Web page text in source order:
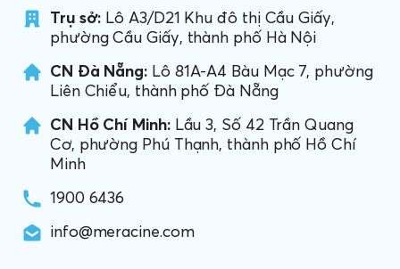
Trụ sở: Lô A3/D21 Khu đô thị Cầu Giấy,
phường Cầu Giấy, thành phố Hà Nội
CN Đà Nẵng: Lô 81A-A4 Bàu Mạc 7, phường
Liên Chiểu, thành phố Đà Nẵng
CN Hồ Chí Minh:Lầu 3, Số 42 Trần Quang
Cơ, phường Phú Thạnh, thành phố Hồ Chí
Minh
1900 6436
info@meracine.com